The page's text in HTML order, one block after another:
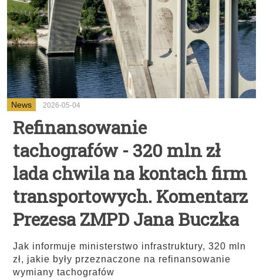
News 2026-05-04
Refinansowanie
tachografów - 320 mln zł
lada chwila na kontach firm
transportowych. Komentarz
Prezesa ZMPD Jana Buczka
Jak informuje ministerstwo infrastruktury, 320 mln
zł, jakie były przeznaczone na refinansowanie
wymiany tachografów